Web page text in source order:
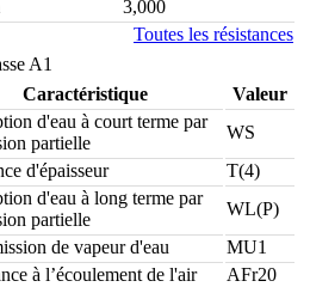
3,000
Toutes les résistances
A1
Caractéristique
Valeur
d'eau à court terme par
partielle
WS
d'épaisseur
T(4)
d'eau à long terme par
partielle
WL(P)
de vapeur d'eau
MU1
à l’écoulement de l'air
AFr20